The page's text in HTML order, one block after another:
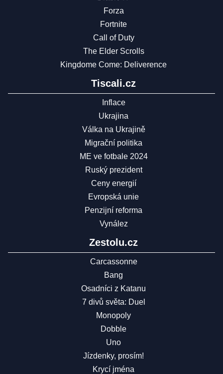
Forza
Fortnite
Call of Duty
The Elder Scrolls
Kingdome Come: Deliverence
Tiscali.cz
Inflace
Ukrajina
Válka na Ukrajině
Migrační politika
ME ve fotbale 2024
Ruský prezident
Ceny energií
Evropská unie
Penzijní reforma
Vynález
Zestolu.cz
Carcassonne
Bang
Osadníci z Katanu
7 divů světa: Duel
Monopoly
Dobble
Uno
Jízdenky, prosím!
Krycí jména